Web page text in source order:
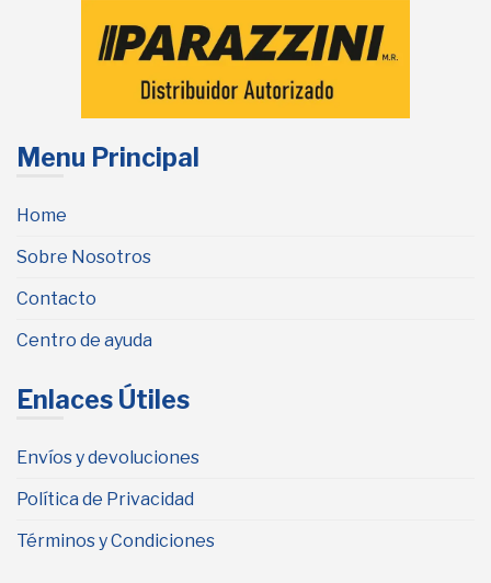
Menu Principal
Home
Sobre Nosotros
Contacto
Centro de ayuda
Enlaces Útiles
Envíos y devoluciones
Política de Privacidad
Términos y Condiciones